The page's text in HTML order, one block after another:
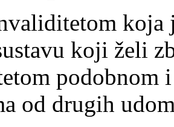
koji želi
podobnom
od drugih